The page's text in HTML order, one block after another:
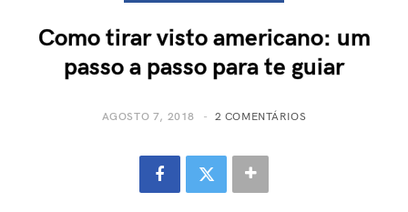
Como tirar visto americano: um
passo a passo para te guiar
AGOSTO 7, 2018 2 COMENTÁRIOS